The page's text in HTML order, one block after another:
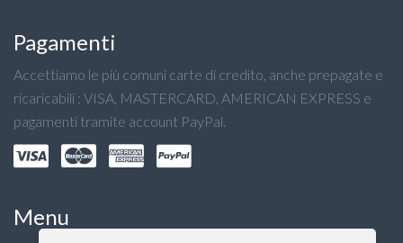
Pagamenti
Accettiamo le più comuni carte di credito, anche prepagate e
ricaricabili : VISA, MASTERCARD, AMERICAN EXPRESS e
pagamenti tramite account PayPal.
Menu